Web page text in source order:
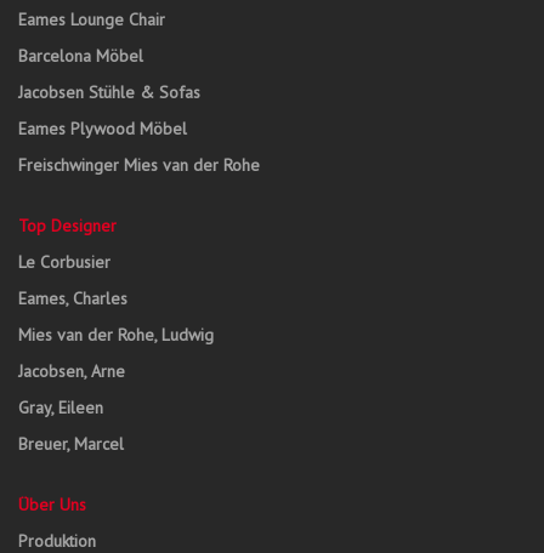
Eames Lounge Chair
Barcelona Möbel
Jacobsen Stühle & Sofas
Eames Plywood Möbel
Freischwinger Mies van der Rohe
Top Designer
Le Corbusier
Eames, Charles
Mies van der Rohe, Ludwig
Jacobsen, Arne
Gray, Eileen
Breuer, Marcel
Über Uns
Produktion